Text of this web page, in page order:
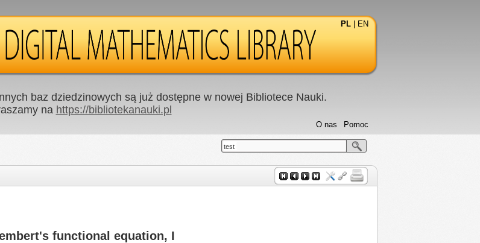
PL EN
baz dziedzinowych są już dostępne w nowej Bibliotece Nauki.
na https://bibliotekanauki.pl
Pomoc
O nas
test
functional equation, I